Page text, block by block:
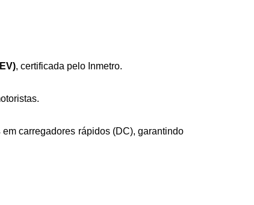
, certificada pelo Inmetro.
em carregadores rápidos (DC), garantindo